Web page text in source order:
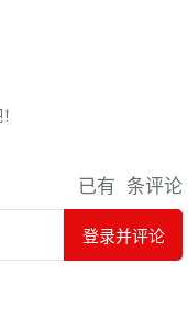
已有 条评论
登录并评论